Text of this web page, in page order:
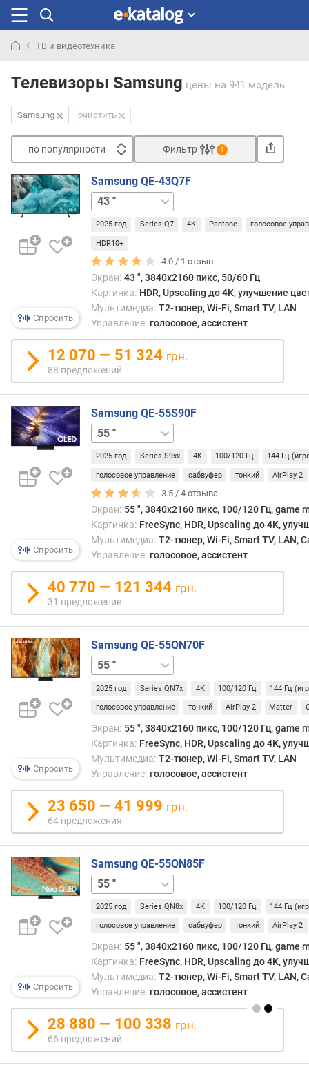
раньше
ТВ и видеотехника
Телевизоры Samsung цены на 941 модель
Samsung очистить
по популярности
п
о
о
п
н
т
и
о
т
д
е
ш
е
д
о
и
м
о
т
д
о
и
х
д
е
в
ы
м
п
з
ы
а
Фильтр 1
Спросить
Samsung QE-43Q7F
50 "55 " 85 "
2025 год Series Q7 4K Pantone голосовое
HDR10+
4.0 / 1 отзыв
Экран: 43 ", 3840x2160 пикс, 50/60 Гц
Картинка: HDR, Upscaling до 4K, улучшение
Мультимедиа: T2-тюнер, Wi-Fi, Smart TV, LAN
Управление: голосовое, ассистент
12 070 — 51 324 грн.
88 предложений
Спросить
Samsung QE-55S90F
42 "48 " 83 "
2025 год Series S9xx 4K 100/120 Гц 144 Гц
голосовое управление сабвуфер тонкий AirPlay 2
3.5 /4 отзыва
Экран: 55 ", 3840x2160 пикс, 100/120 Гц, game
Картинка: FreeSync, HDR, Upscaling до 4K,
Мультимедиа: T2-тюнер, Wi-Fi, Smart TV, LAN,
Управление: голосовое, ассистент
40 770 — 121 344 грн.
31 предложение
Спросить
Samsung QE-55QN70F
65 "75 "
2025 год Series QN7x 4K 100/120 Гц 144 Гц
голосовое управление тонкий AirPlay 2 Matter
Экран: 55 ", 3840x2160 пикс, 100/120 Гц, game
Картинка: FreeSync, HDR, Upscaling до 4K,
Мультимедиа: T2-тюнер, Wi-Fi, Smart TV, LAN
Управление: голосовое, ассистент
23 650 — 41 999 грн.
64 предложения
Спросить
Samsung QE-55QN85F
65 "75 "
2025 год Series QN8x 4K 100/120 Гц 144 Гц
голосовое управление сабвуфер тонкий AirPlay 2
Экран: 55 ", 3840x2160 пикс, 100/120 Гц, game
Картинка: FreeSync, HDR, Upscaling до 4K,
Мультимедиа: T2-тюнер, Wi-Fi, Smart TV, LAN,
Управление: голосовое, ассистент
28 880 — 100 338 грн.
66 предложений